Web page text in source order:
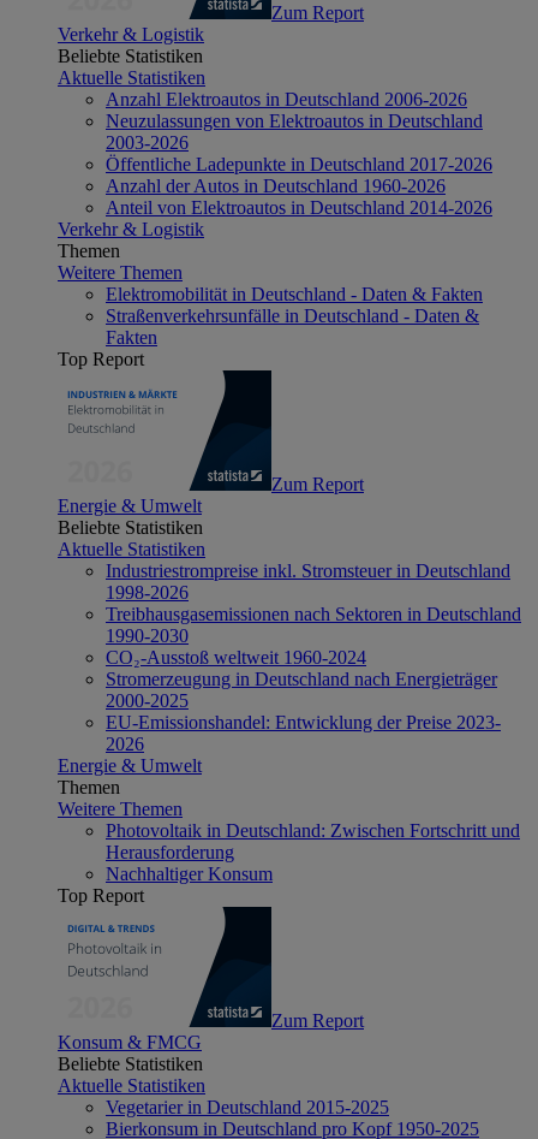
Zum Report
Verkehr & Logistik
Beliebte Statistiken
Aktuelle Statistiken
Anzahl Elektroautos in Deutschland 2006-2026
Neuzulassungen von Elektroautos in Deutschland
2003-2026
Öffentliche Ladepunkte in Deutschland 2017-2026
Anzahl der Autos in Deutschland 1960-2026
Anteil von Elektroautos in Deutschland 2014-2026
Verkehr & Logistik
Themen
Weitere Themen
Elektromobilität in Deutschland - Daten & Fakten
Straßenverkehrsunfälle in Deutschland - Daten &
Fakten
Top Report
Zum Report
Energie & Umwelt
Beliebte Statistiken
Aktuelle Statistiken
Industriestrompreise inkl. Stromsteuer in Deutschland
1998-2026
Treibhausgasemissionen nach Sektoren in Deutschland
1990-2030
CO₂-Ausstoß weltweit 1960-2024
Stromerzeugung in Deutschland nach Energieträger
2000-2025
EU-Emissionshandel: Entwicklung der Preise 2023-
2026
Energie & Umwelt
Themen
Weitere Themen
Photovoltaik in Deutschland: Zwischen Fortschritt und
Herausforderung
Nachhaltiger Konsum
Top Report
Zum Report
Konsum & FMCG
Beliebte Statistiken
Aktuelle Statistiken
Vegetarier in Deutschland 2015-2025
Bierkonsum in Deutschland pro Kopf 1950-2025